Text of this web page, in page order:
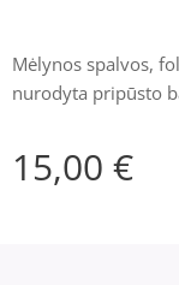
Mėlynos spalvos,
nurodyta pripūsto
15,00 €